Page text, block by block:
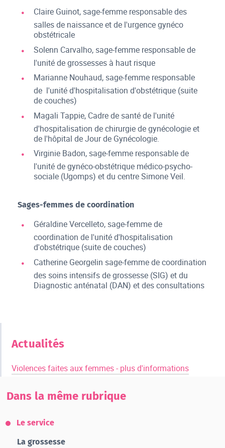
Claire Guinot, sage-femme responsable des
salles de naissance et de l'urgence gynéco
obstétricale
Solenn Carvalho, sage-femme responsable de
l'unité de grossesses à haut risque
Marianne Nouhaud, sage-femme responsable
de l'unité d'hospitalisation d'obstétrique (suite
de couches)
Magali Tappie, Cadre de santé de l'unité
d'hospitalisation de chirurgie de gynécologie et
de l'hôpital de Jour de Gynécologie.
Virginie Badon, sage-femme responsable de
l'unité de gynéco-obstétrique médico-psycho-
sociale (Ugomps) et du centre Simone Veil.
Sages-femmes de coordination
Géraldine Vercelleto, sage-femme de
coordination de l'unité d'hospitalisation
d'obstétrique (suite de couches)
Catherine Georgelin sage-femme de coordination
des soins intensifs de grossesse (SIG) et du
Diagnostic anténatal (DAN) et des consultations
Actualités
Violences faites aux femmes - plus d'informations
Dans la même rubrique
Le service
La grossesse